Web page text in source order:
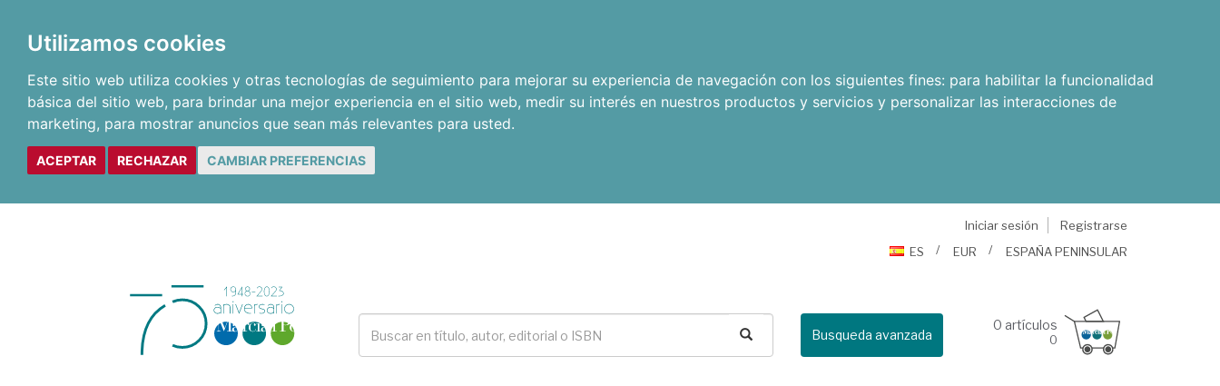
Utilizamos cookies
Este sitio web utiliza cookies y otras tecnologías de seguimiento para mejorar su experiencia de navegación con los siguientes fines: para habilitar la funcionalidad
básica del sitio web, para brindar una mejor experiencia en el sitio web, medir su interés en nuestros productos y servicios y personalizar las interacciones de
marketing, para mostrar anuncios que sean más relevantes para usted.
ACEPTAR RECHAZAR CAMBIAR PREFERENCIAS
Iniciar sesión
Registrarse
ES
EUR ESPAÑA PENINSULAR
Busqueda avanzada
0 artículos
0